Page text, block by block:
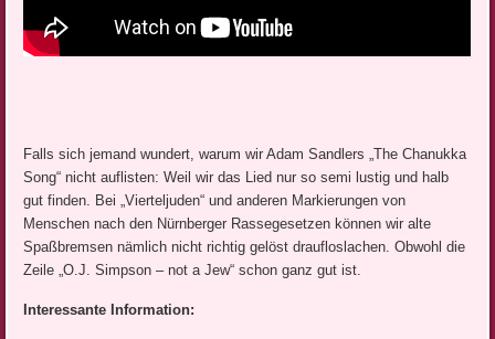
Falls sich jemand wundert, warum wir Adam Sandlers „The Chanukka
Song“ nicht auflisten: Weil wir das Lied nur so semi lustig und halb
gut finden. Bei „Vierteljuden“ und anderen Markierungen von
Menschen nach den Nürnberger Rassegesetzen können wir alte
Spaßbremsen nämlich nicht richtig gelöst draufloslachen. Obwohl die
Zeile „O.J. Simpson – not a Jew“ schon ganz gut ist.
Interessante Information: